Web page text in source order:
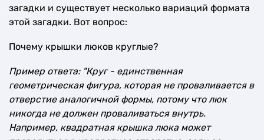
загадки и существует несколько вариаций формата
этой загадки. Вот вопрос:
Почему крышки люков круглые?
Пример ответа: "Круг - единственная
геометрическая фигура, которая не проваливается в
отверстие аналогичной формы, потому что люк
никогда не должен проваливаться внутрь.
Например, квадратная крышка люка может